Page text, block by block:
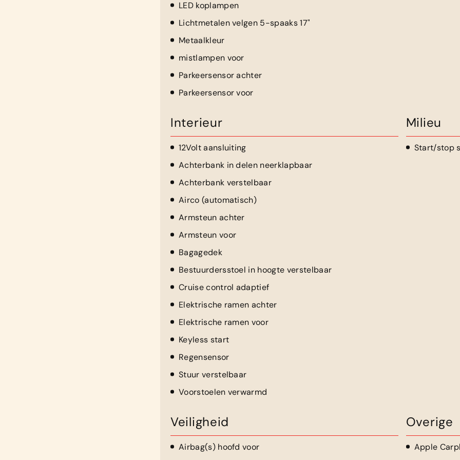
LED koplampen
Lichtmetalen velgen 5-spaaks 17"
Metaalkleur
mistlampen voor
Parkeersensor achter
Parkeersensor voor
Interieur
12Volt aansluiting
Achterbank in delen neerklapbaar
Achterbank verstelbaar
Airco (automatisch)
Armsteun achter
Armsteun voor
Bagagedek
Bestuurdersstoel in hoogte verstelbaar
Cruise control adaptief
Elektrische ramen achter
Elektrische ramen voor
Keyless start
Regensensor
Stuur verstelbaar
Voorstoelen verwarmd
Milieu
Start/stop
Veiligheid
Airbag(s) hoofd voor
Overige
Apple